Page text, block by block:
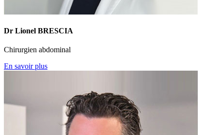
Dr Lionel BRESCIA
Chirurgien abdominal
En savoir plus